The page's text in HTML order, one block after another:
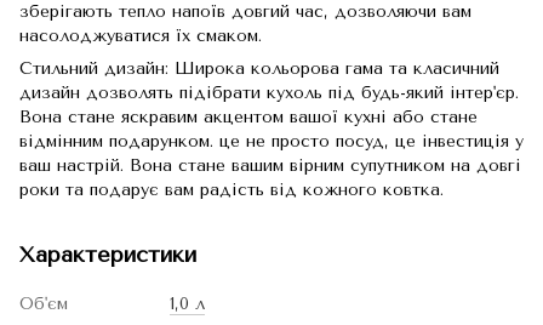
зберігають тепло напоїв довгий час, дозволяючи вам
насолоджуватися їх смаком.
Стильний дизайн: Широка кольорова гама та класичний
дизайн дозволять підібрати кухоль під будь-який інтер'єр.
Вона стане яскравим акцентом вашої кухні або стане
відмінним подарунком. це не просто посуд, це інвестиція у
ваш настрій. Вона стане вашим вірним супутником на довгі
роки та подарує вам радість від кожного ковтка.
Характеристики
Об'єм
1,0 л